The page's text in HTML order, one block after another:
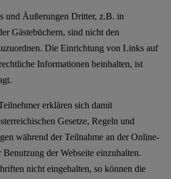
und Äußerungen Dritter, z.B. in
Gästebüchern, sind nicht den
Die Einrichtung von Links auf
Informationen beinhalten, ist
erklären sich damit
Gesetze, Regeln und
während der Teilnahme an der Online-
der Webseite einzuhalten.
nicht eingehalten, so können die